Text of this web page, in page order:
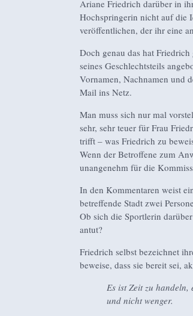
Ariane Friedrich darüber in
Hochspringerin nicht auf die
veröffentlichen, der ihr eine
Doch genau das hat
seines Geschlechtsteils
Vornamen, Nachnamen und
Mail ins Netz.
Man muss sich nur mal
sehr, sehr teuer für Frau
trifft – was Friedrich zu
Wenn der Betroffene zum
unangenehm für die
In den Kommentaren weist
betreffende Stadt zwei
Ob sich die Sportlerin
antut?
Friedrich selbst bezeichnet
beweise, dass sie bereit sei,
Es ist Zeit zu
und nicht wenger.